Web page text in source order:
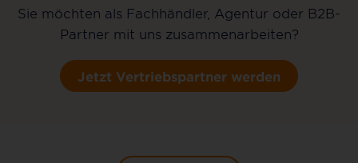
Sie möchten als Fachhändler, Agentur oder B2B-
Partner mit uns zusammenarbeiten?
Jetzt Vertriebspartner werden